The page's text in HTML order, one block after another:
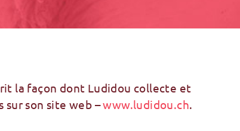
la façon dont Ludidou collecte et
sur son site web –www.ludidou.ch.